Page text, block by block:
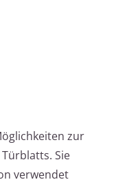
zur
Sie
verwendet